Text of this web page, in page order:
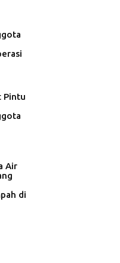
Pintu
Air
di